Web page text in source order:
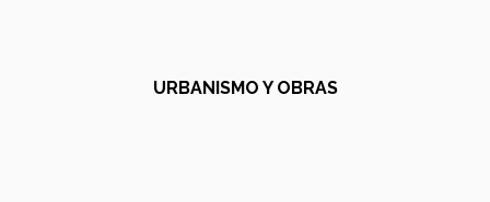
URBANISMO Y OBRAS